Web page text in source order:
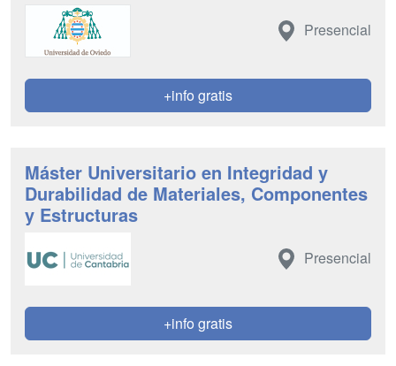
Presencial
+info gratis
Máster Universitario en Integridad y
Durabilidad de Materiales, Componentes
y Estructuras
Presencial
+info gratis